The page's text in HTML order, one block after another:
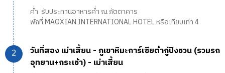
ค่ำ รับประทานอาหารค่ำ ณ ภัตตาคาร
พักที่ MAOXIAN INTERNATIONAL HOTEL หรือเทียบเท่า 4
วันที่สอง เม่าเสี้ยน - ภูเขาหิมะการ์เซียต๋ากู่ปิงชวน (รวมรถ
อุทยาน+กระเช้า) - เม่าเสี้ยน